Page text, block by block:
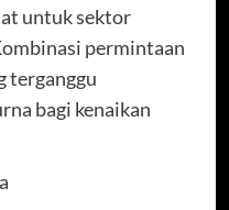
untuk sektor
permintaan
terganggu
bagi kenaikan